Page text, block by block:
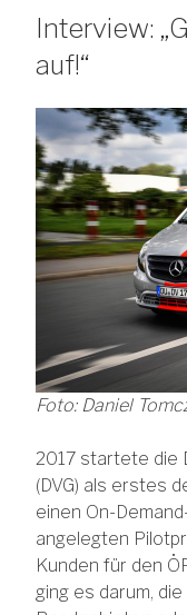
Interview:
auf!“
Foto: Daniel
2017 startete die
(DVG) als erstes
einen On-
angelegten
Kunden für den
ging es darum,